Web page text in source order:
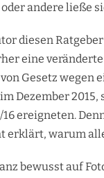
andere ließe
diesen
eine
Gesetz wegen
Dezember 2015,
ereigneten.
erklärt, warum
bewusst auf